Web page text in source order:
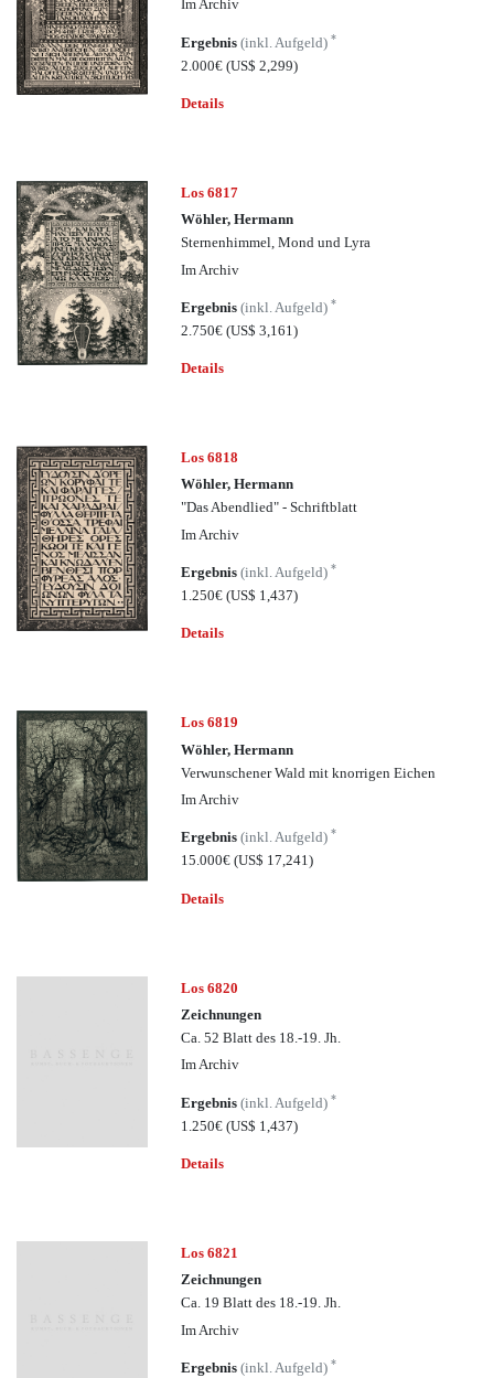
Im Archiv
Ergebnis(inkl. Aufgeld)*
2.000€(US$ 2,299)
Details
Los 6817
Wöhler, Hermann
Sternenhimmel, Mond und Lyra
Im Archiv
Ergebnis(inkl. Aufgeld)*
2.750€(US$ 3,161)
Details
Los 6818
Wöhler, Hermann
"Das Abendlied" - Schriftblatt
Im Archiv
Ergebnis(inkl. Aufgeld)*
1.250€(US$ 1,437)
Details
Los 6819
Wöhler, Hermann
Verwunschener Wald mit knorrigen Eichen
Im Archiv
Ergebnis(inkl. Aufgeld)*
15.000€(US$ 17,241)
Details
Los 6820
Zeichnungen
Ca. 52 Blatt des 18.-19. Jh.
Im Archiv
Ergebnis(inkl. Aufgeld)*
1.250€(US$ 1,437)
Details
Los 6821
Zeichnungen
Ca. 19 Blatt des 18.-19. Jh.
Im Archiv
Ergebnis(inkl. Aufgeld)*